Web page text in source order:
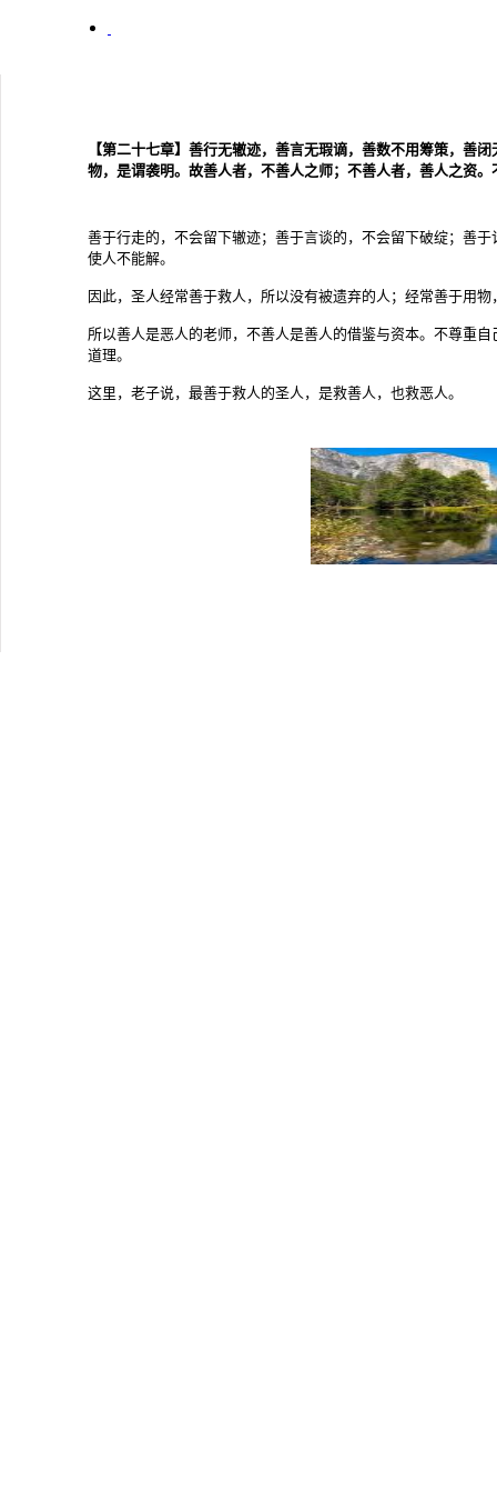
【第二十七章】善行无辙迹，善言无瑕谪，善数不用筹策，善
物，是谓袭明。故善人者，不善人之师；不善人者，善人之资
善于行走的，不会留下辙迹；善于言谈的，不会留下破绽；善
使人不能解。
因此，圣人经常善于救人，所以没有被遗弃的人；经常善于用
所以善人是恶人的老师，不善人是善人的借鉴与资本。不尊重
道理。
这里，老子说，最善于救人的圣人，是救善人，也救恶人。